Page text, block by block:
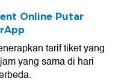
Online Putar
tarif tiket yang
yang sama di hari